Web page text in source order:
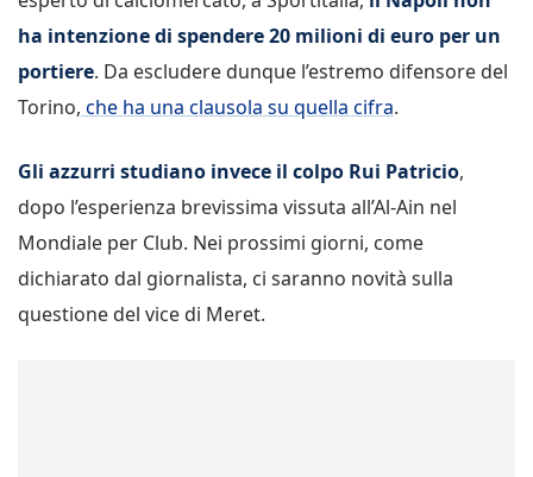
ha intenzione di spendere 20 milioni di euro per un
portiere. Da escludere dunque l’estremo difensore del
Torino, che ha una clausola su quella cifra.
Gli azzurri studiano invece il colpo Rui Patricio,
dopo l’esperienza brevissima vissuta all’Al-Ain nel
Mondiale per Club. Nei prossimi giorni, come
dichiarato dal giornalista, ci saranno novità sulla
questione del vice di Meret.